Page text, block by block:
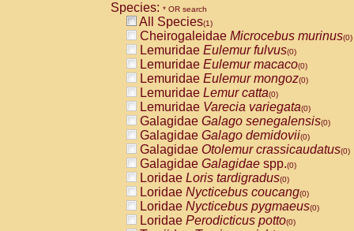
CebidaeCebus capucinus
CebidaeCebus nigrivittatus
CebidaeCebus spp.(0)
CebidaeSaimiri boliviensis(0)
CebidaeSaimiri sciureus(0)
AtelidaeAlouatta caraya(0)
AtelidaeAlouatta fusca(0)
AtelidaeAlouatta seniculus(0)
AtelidaeAlouattaspp.(0)
AtelidaeAteles belzebuth(0)
AtelidaeAteles geoffroyi(0)
AtelidaeAteles paniscus(0)
AtelidaeAtelesspp.(0)
AtelidaeLagothrix lagothricha(0)
AtelidaeLagothrix lagothricha cana
PitheciidaeCacajao calvus
Species: * OR search
All Species(1)
Cheirogaleidae Microcebus murinus(0)
Lemuridae Eulemur fulvus(0)
Lemuridae Eulemur macaco(0)
Lemuridae Eulemur mongoz(0)
Lemuridae Lemur catta(0)
Lemuridae Varecia variegata(0)
Galagidae Galago senegalensis(0)
Galagidae Galago demidovii(0)
Galagidae Otolemur crassicaudatus(0)
Galagidae Galagidae spp.(0)
Loridae Loris tardigradus(0)
Loridae Nycticebus coucang(0)
Loridae Nycticebus pygmaeus(0)
Loridae Perodicticus potto(0)